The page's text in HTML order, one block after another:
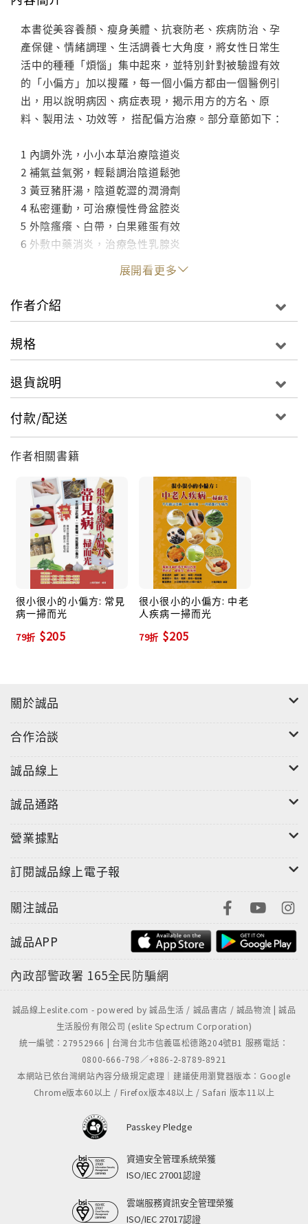
本書從美容養顏、瘦身美體、抗衰防老、疾病防治、孕
產保健、情緒調理、生活調養七大角度，將女性日常生
活中的種種「煩惱」集中起來，並特別針對被驗證有效
的「小偏方」加以搜羅，每一個小偏方都由一個醫例引
出，用以說明病因、病症表現，揭示用方的方名、原
料、製用法、功效等， 搭配偏方治療。部分章節如下：
1 內調外洗，小小本草治療陰道炎
2 補氣益氣粥，輕鬆調治陰道鬆弛
3 黃豆豬肝湯，陰道乾澀的潤滑劑
4 私密運動，可治療慢性骨盆腔炎
5 外陰瘙癢、白帶，白果雞蛋有效
6 外敷中藥消炎，治療急性乳腺炎
7 豬肝馬鞭草護子宮防子宮頸糜爛
8 女性乳腺增生，刮拭肩胛防病變
9 拒絕性冷感，手到「性」福就來
10 抱腿壓湧泉穴，卵巢囊腫不復還
所謂偏方，是指藥食不多，卻對某些病症具有獨特療效
紹，祝每一位讀者開卷有益，生活愈活愈健康，愈活愈
想要美麗、健康並不難，很多調理方就在身邊。比如，
妳發現妳的手皮膚很粗糙，那妳不妨將雞蛋液塗抹在手
上；又如，痛經時用薑片艾灸肚臍，再喝一碗薑糖水，
一會兒就好。或許妳半信半疑，但嘗試一次妳將暗自驚
訝。小小的幾樣東西，竟然如此神效。
展開看更多
作者介紹
規格
退貨說明
付款/配送
作者相關書籍
很小很小的小偏方: 常見
病一掃而光
79折 $205
很小很小的小偏方: 中老
人疾病一掃而光
79折 $205
關於誠品
合作洽談
誠品線上
誠品通路
營業據點
訂閱誠品線上電子報
關注誠品
誠品APP
內政部警政署 165全民防騙網
誠品線上eslite.com - powered by 誠品生活 / 誠品書店 / 誠品物流 | 誠品
生活股份有限公司 (eslite Spectrum Corporation)
統一編號：27952966 | 台灣台北市信義區松德路204號B1 服務電話：
0800-666-798／+886-2-8789-8921
本網站已依台灣網站內容分級規定處理｜建議使用瀏覽器版本：Google
Chrome版本60以上 / Firefox版本48以上 / Safari 版本11以上
Passkey Pledge
資通安全管理系統榮獲
ISO/IEC 27001認證
雲端服務資訊安全管理榮獲
ISO/IEC 27017認證